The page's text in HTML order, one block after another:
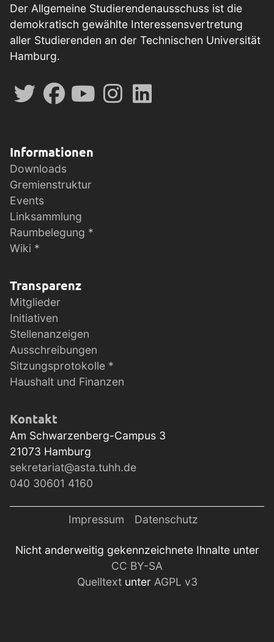
Der Allgemeine Studierendenausschuss ist die
demokratisch gewählte Interessensvertretung
aller Studierenden an der Technischen Universität
Hamburg.
Informationen
Downloads
Gremienstruktur
Events
Linksammlung
Raumbelegung *
Wiki *
Transparenz
Mitglieder
Initiativen
Stellenanzeigen
Ausschreibungen
Sitzungsprotokolle *
Haushalt und Finanzen
Kontakt
Am Schwarzenberg-Campus 3
21073 Hamburg
sekretariat@asta.tuhh.de
040 30601 4160
Impressum Datenschutz
Nicht anderweitig gekennzeichnete Ihnalte unter
CC BY-SA
Quelltext unter AGPL v3